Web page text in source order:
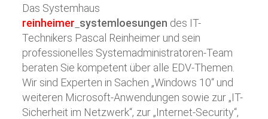
Das Systemhaus
reinheimer systemloesungen des IT-
Technikers Pascal Reinheimer und sein
professionelles Systemadministratoren-Team
beraten Sie kompetent über alle EDV-Themen.
Wir sind Experten in Sachen „Windows 10“ und
weiteren Microsoft-Anwendungen sowie zur „IT-
Sicherheit im Netzwerk“, zur „Internet-Security“,